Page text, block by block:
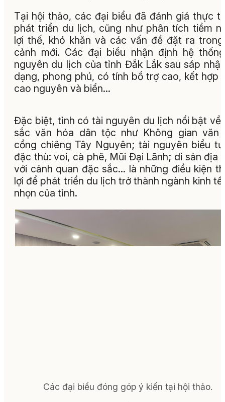
Tại hội thảo, các đại biểu đã đánh giá thực
phát triển du lịch, cũng như phân tích tiềm
lợi thế, khó khăn và các vấn đề đặt ra
cảnh mới. Các đại biểu nhận định hệ
nguyên du lịch của tỉnh Đắk Lắk sau sáp
dạng, phong phú, có tính bổ trợ cao, kết hợp
cao nguyên và biển...
Đặc biệt, tỉnh có tài nguyên du lịch nổi bật về
sắc văn hóa dân tộc như Không gian văn
cồng chiêng Tây Nguyên; tài nguyên biểu
đặc thù: voi, cà phê, Mũi Đại Lãnh; di sản địa
với cảnh quan đặc sắc... là những điều kiện
lợi để phát triển du lịch trở thành ngành kinh tế
nhọn của tỉnh.
Các đại biểu đóng góp ý kiến tại hội thảo.